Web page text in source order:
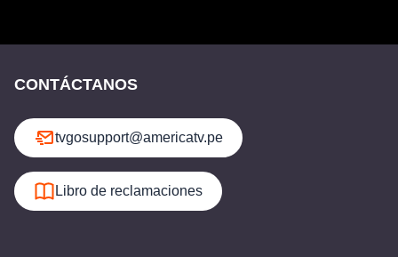
CONTÁCTANOS
tvgosupport@americatv.pe
Libro de reclamaciones